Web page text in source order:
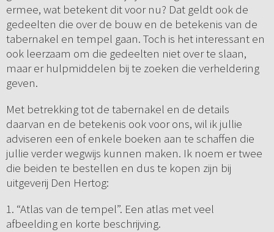
ermee, wat betekent dit voor nu? Dat geldt ook de
gedeelten die over de bouw en de betekenis van de
tabernakel en tempel gaan. Toch is het interessant en
ook leerzaam om die gedeelten niet over te slaan,
maar er hulpmiddelen bij te zoeken die verheldering
geven.
Met betrekking tot de tabernakel en de details
daarvan en de betekenis ook voor ons, wil ik jullie
adviseren een of enkele boeken aan te schaffen die
jullie verder wegwijs kunnen maken. Ik noem er twee
die beiden te bestellen en dus te kopen zijn bij
uitgeverij Den Hertog:
1. “Atlas van de tempel”. Een atlas met veel
afbeelding en korte beschrijving.